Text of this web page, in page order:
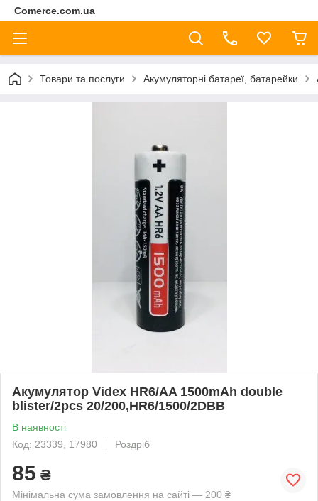
Comerce.com.ua
Товари та послуги Акумуляторні батареї, батарейки
Акумулятор Videx HR6/AA 1500mAh double
blister/2pcs 20/200,HR6/1500/2DBB
В наявності
Код: 23339, 17980
Роздріб
85 ₴
Мінімальна сума замовлення на сайті — 200 ₴